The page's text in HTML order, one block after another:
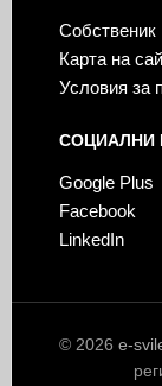
Собственик
Карта на
Условия за
СОЦИАЛНИ
Google Plus
Facebook
LinkedIn
© 2026e-